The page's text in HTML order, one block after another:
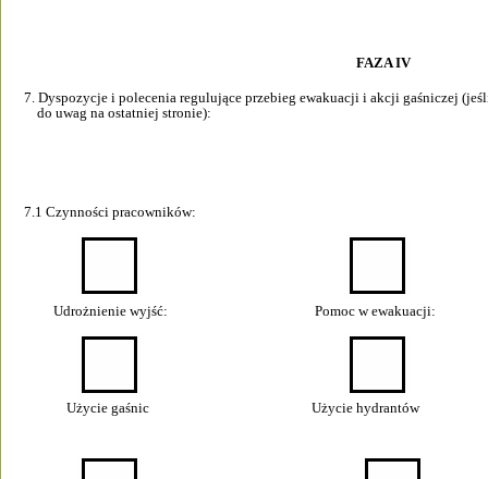
FAZA IV
7. Dyspozycje i polecenia regulujące przebieg ewakuacji i akcji
    do uwag na ostatniej stronie):
7.1 Czynności pracowników:
         Udrożnienie wyjść:
                         Pomoc w ewakuacji:
             Użycie gaśnic
                        Użycie hydrantów